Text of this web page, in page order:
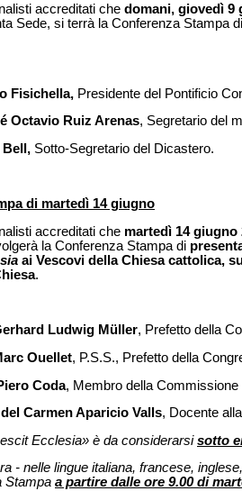
accreditati che domani, giovedì 9
Sede, si terrà la Conferenza Stampa
Fisichella, Presidente del Pontificio
Octavio Ruiz Arenas, Segretario del
Bell, Sotto-Segretario del Dicastero.
di martedì 14 giugno
accreditati che martedì 14 giugno
la Conferenza Stampa di
ai Vescovi della Chiesa cattolica,
.
Ludwig Müller, Prefetto della
Ouellet, P.S.S., Prefetto della
Coda, Membro della Commissione
Carmen Aparicio Valls, Docente
Ecclesia» è da considerarsisotto
- nelle lingue italiana, francese,
Stampa a partire dalle ore 9.00 di